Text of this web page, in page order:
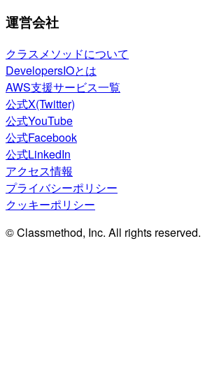
運営会社
クラスメソッドについて
DevelopersIOとは
AWS支援サービス一覧
公式X(Twitter)
公式YouTube
公式Facebook
公式LinkedIn
アクセス情報
プライバシーポリシー
クッキーポリシー
© Classmethod, Inc. All rights reserved.